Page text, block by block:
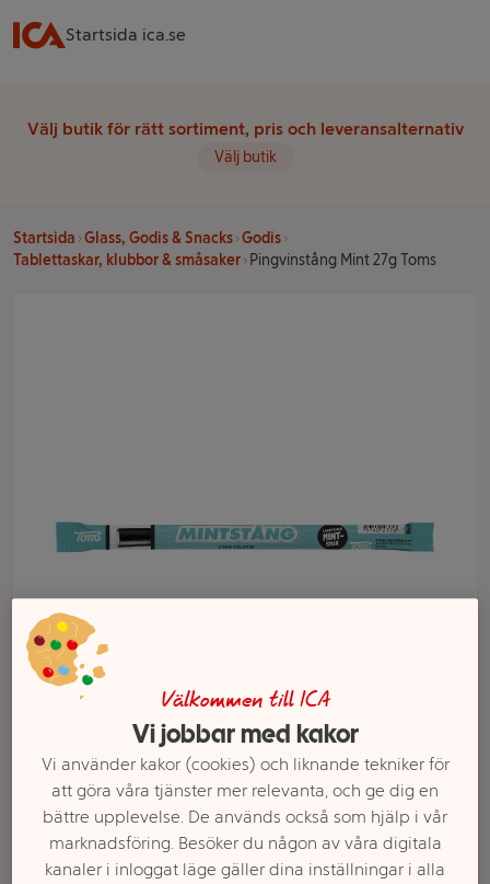
Startsida ica.se
Välj butik för rätt sortiment, pris och leveransalternativ
Välj butik
Startsida Glass, Godis & Snacks Godis
Tablettaskar, klubbor & småsaker Pingvinstång Mint 27g Toms
Välj butik och handla
Sortimentet kan variera mellan butikerna
Välkommen till ICA
Vi jobbar med kakor
Vi använder kakor (cookies) och liknande tekniker för
att göra våra tjänster mer relevanta, och ge dig en
bättre upplevelse. De används också som hjälp i vår
marknadsföring. Besöker du någon av våra digitala
kanaler i inloggat läge gäller dina inställningar i alla